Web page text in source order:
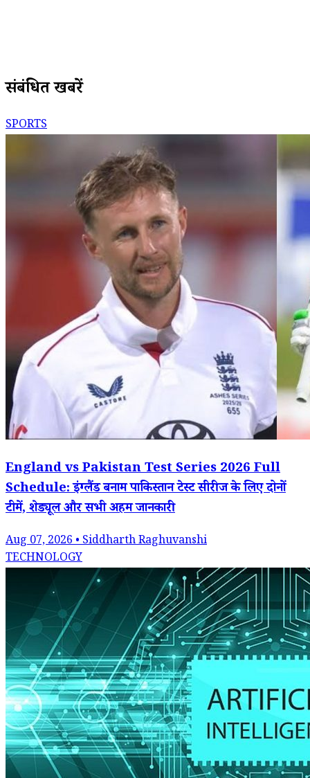
संबंधित खबरें
SPORTS
England vs Pakistan Test Series 2026 Full
Schedule: इंग्लैंड बनाम पाकिस्तान टेस्ट सीरीज के लिए दोनों
टीमें, शेड्यूल और सभी अहम जानकारी
Aug 07, 2026 • Siddharth Raghuvanshi
TECHNOLOGY